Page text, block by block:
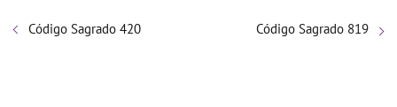
Código Sagrado 420 Código Sagrado 819